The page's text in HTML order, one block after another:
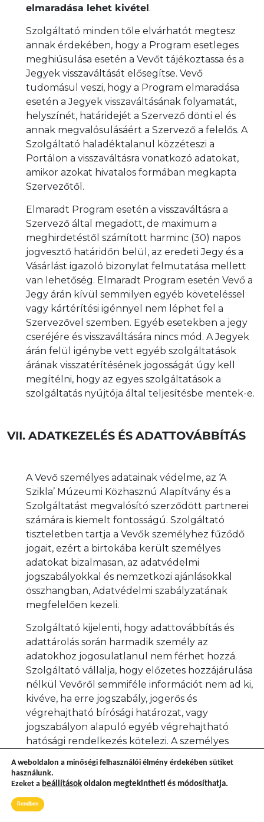
elmaradása lehet kivétel.
Szolgáltató minden tőle elvárhatót megtesz
annak érdekében, hogy a Program esetleges
meghiúsulása esetén a Vevőt tájékoztassa és a
Jegyek visszaváltását elősegítse. Vevő
tudomásul veszi, hogy a Program elmaradása
esetén a Jegyek visszaváltásának folyamatát,
helyszínét, határidejét a Szervező dönti el és
annak megvalósulásáért a Szervező a felelős. A
Szolgáltató haladéktalanul közzéteszi a
Portálon a visszaváltásra vonatkozó adatokat,
amikor azokat hivatalos formában megkapta
Szervezőtől.
Elmaradt Program esetén a visszaváltásra a
Szervező által megadott, de maximum a
meghirdetéstől számított harminc (30) napos
jogvesztő határidőn belül, az eredeti Jegy és a
Vásárlást igazoló bizonylat felmutatása mellett
van lehetőség. Elmaradt Program esetén Vevő a
Jegy árán kívül semmilyen egyéb követeléssel
vagy kártérítési igénnyel nem léphet fel a
Szervezővel szemben. Egyéb esetekben a jegy
cseréjére és visszaváltására nincs mód. A Jegyek
árán felül igénybe vett egyéb szolgáltatások
árának visszatérítésének jogosságát úgy kell
megítélni, hogy az egyes szolgáltatások a
szolgáltatás nyújtója által teljesítésbe mentek-e.
VII. ADATKEZELÉS ÉS ADATTOVÁBBÍTÁS
A Vevő személyes adatainak védelme, az ‘A
Szikla’ Múzeumi Közhasznú Alapítvány és a
Szolgáltatást megvalósító szerződött partnerei
számára is kiemelt fontosságú. Szolgáltató
tiszteletben tartja a Vevők személyhez fűződő
jogait, ezért a birtokába került személyes
adatokat bizalmasan, az adatvédelmi
jogszabályokkal és nemzetközi ajánlásokkal
összhangban, Adatvédelmi szabályzatának
megfelelően kezeli.
Szolgáltató kijelenti, hogy adattovábbítás és
adattárolás során harmadik személy az
adatokhoz jogosulatlanul nem férhet hozzá.
Szolgáltató vállalja, hogy előzetes hozzájárulása
nélkül Vevőről semmiféle információt nem ad ki,
kivéve, ha erre jogszabály, jogerős és
végrehajtható bírósági határozat, vagy
jogszabályon alapuló egyéb végrehajtható
hatósági rendelkezés kötelezi. A személyes
Szolgáltató az elvárható legnagyobb
gondossággal jár el. Az elvárható legnagyobb
gondosság ellenére megvalósuló kivédhetetlen
támadások által okozott esetleges károkért
A weboldalon a minőségi felhasználói élmény érdekében sütiket
használunk.
Ezeket a beállítások oldalon megtekintheti és módosíthatja.
Rendben